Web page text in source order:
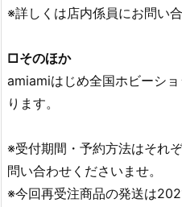
※詳しくは店内係員にお問い
□そのほか
amiamiはじめ全国ホビーシ
ります。
※受付期間・予約方法はそれ
問い合わせくださいませ。
※今回再受注商品の発送は